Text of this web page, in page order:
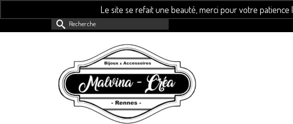
Le site se refait une beauté, merci pour votre patience |
Rechercher :